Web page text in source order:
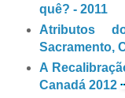
quê? - 2011
Atributos
Sacramento,
A
Canadá 2012